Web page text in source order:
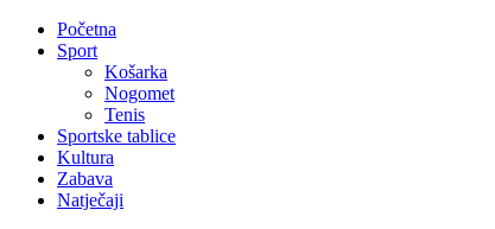
Početna
Sport
Košarka
Nogomet
Tenis
Sportske tablice
Kultura
Zabava
Natječaji